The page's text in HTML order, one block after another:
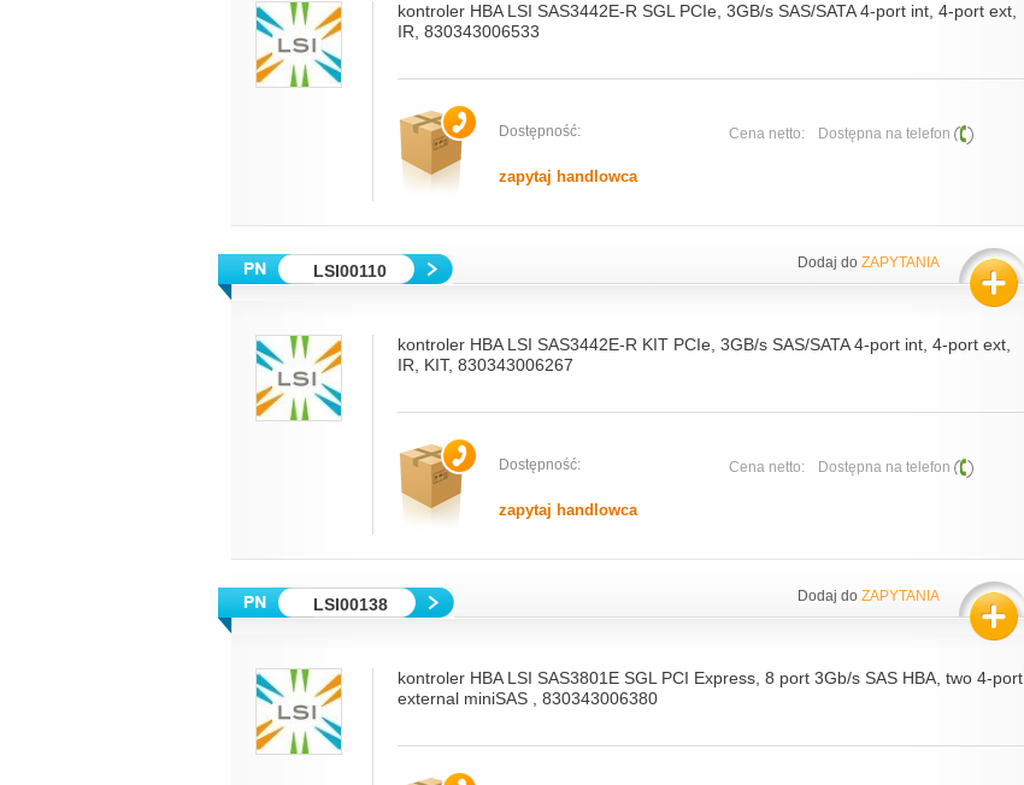
kontroler HBA LSI SAS3442E-R SGL PCIe, 3GB/s SAS/SATA 4-port int, 4-port ext,
IR, 830343006533
Dostępność:
zapytaj handlowca
Cena netto: Dostępna na telefon
LSI00110 Dodaj do ZAPYTANIA
kontroler HBA LSI SAS3442E-R KIT PCIe, 3GB/s SAS/SATA 4-port int, 4-port ext,
IR, KIT, 830343006267
Dostępność:
zapytaj handlowca
Cena netto: Dostępna na telefon
LSI00138 Dodaj do ZAPYTANIA
kontroler HBA LSI SAS3801E SGL PCI Express, 8 port 3Gb/s SAS HBA, two 4-port
external miniSAS , 830343006380